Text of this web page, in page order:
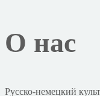
О нас
Русско-немецкий